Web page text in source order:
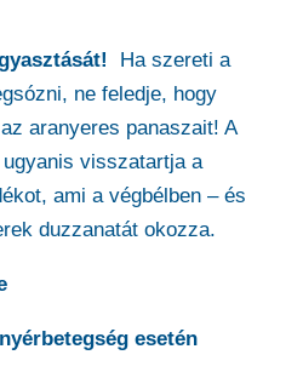
Ha szereti a
ne feledje, hogy
aranyeres panaszait! A
visszatartja a
ami a végbélben – és
duzzanatát okozza.
esetén